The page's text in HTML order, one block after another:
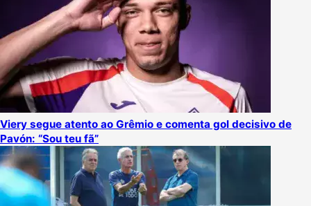
Viery segue atento ao Grêmio e comenta gol decisivo de
Pavón: “Sou teu fã”